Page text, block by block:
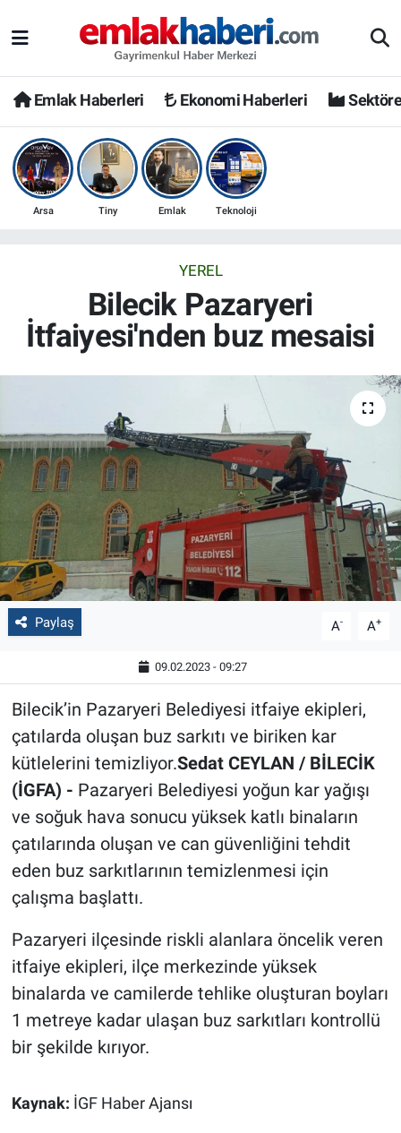
Emlak Haberleri Ekonomi Haberleri
Arsa Tiny Emlak Teknoloji
YEREL
Bilecik Pazaryeri
İtfaiyesi'nden buz mesaisi
Paylaş A- A+
09.02.2023 - 09:27
Bilecik’in Pazaryeri Belediyesi itfaiye ekipleri,
çatılarda oluşan buz sarkıtı ve biriken kar
kütlelerini temizliyor.Sedat CEYLAN / BİLECİK
(İGFA) - Pazaryeri Belediyesi yoğun kar yağışı
ve soğuk hava sonucu yüksek katlı binaların
çatılarında oluşan ve can güvenliğini tehdit
eden buz sarkıtlarının temizlenmesi için
çalışma başlattı.
Pazaryeri ilçesinde riskli alanlara öncelik veren
itfaiye ekipleri, ilçe merkezinde yüksek
binalarda ve camilerde tehlike oluşturan boyları
1 metreye kadar ulaşan buz sarkıtları kontrollü
bir şekilde kırıyor.
Kaynak: İGF Haber Ajansı